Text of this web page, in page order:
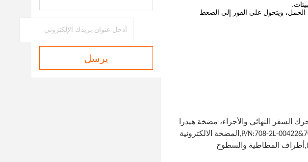
ويتحول على الفور إلى الضغط
السفر النهائي والأجزاء، مضخة هيدرا
بي سي 200-6 زي،المضخة الهيدروليكية PC200-6 للحفر P/N:708-2L-00422&708-2L-0040,708-2L-00423,708-2L-00421,المضخة الالكترونية
المطاطية والسطوح
يرسل